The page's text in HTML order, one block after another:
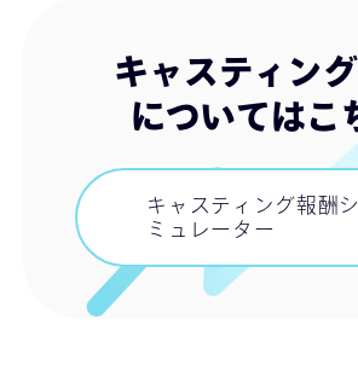
キャスティン
についてはこ
キャスティング報酬シ
ミュレーター
ミュレーター